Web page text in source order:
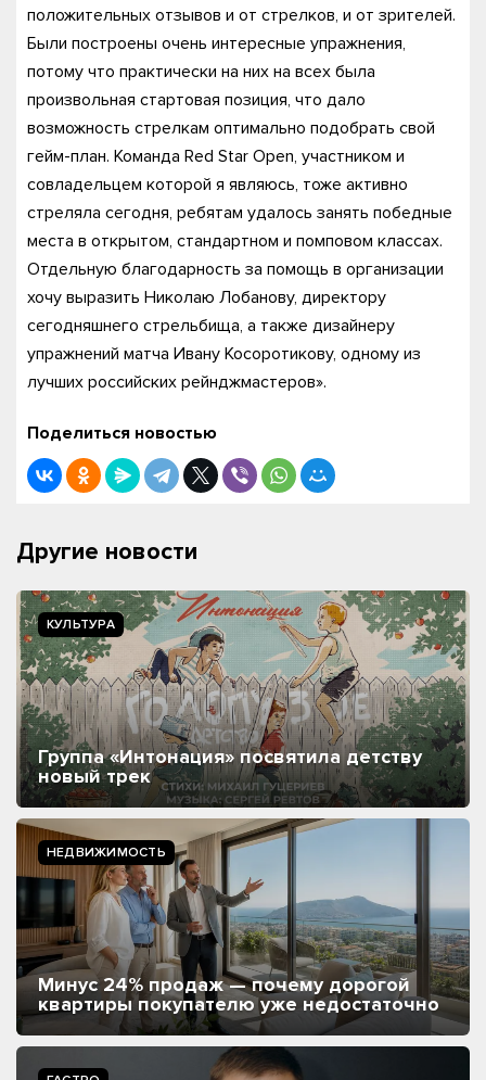
положительных отзывов и от стрелков, и от зрителей.
Были построены очень интересные упражнения,
потому что практически на них на всех была
произвольная стартовая позиция, что дало
возможность стрелкам оптимально подобрать свой
гейм-план. Команда Red Star Open, участником и
совладельцем которой я являюсь, тоже активно
стреляла сегодня, ребятам удалось занять победные
места в открытом, стандартном и помповом классах.
Отдельную благодарность за помощь в организации
хочу выразить Николаю Лобанову, директору
сегодняшнего стрельбища, а также дизайнеру
упражнений матча Ивану Косоротикову, одному из
лучших российских рейнджмастеров».
Поделиться новостью
Другие новости
КУЛЬТУРА
Группа «Интонация» посвятила детству
новый трек
НЕДВИЖИМОСТЬ
Минус 24% продаж — почему дорогой
квартиры покупателю уже недостаточно